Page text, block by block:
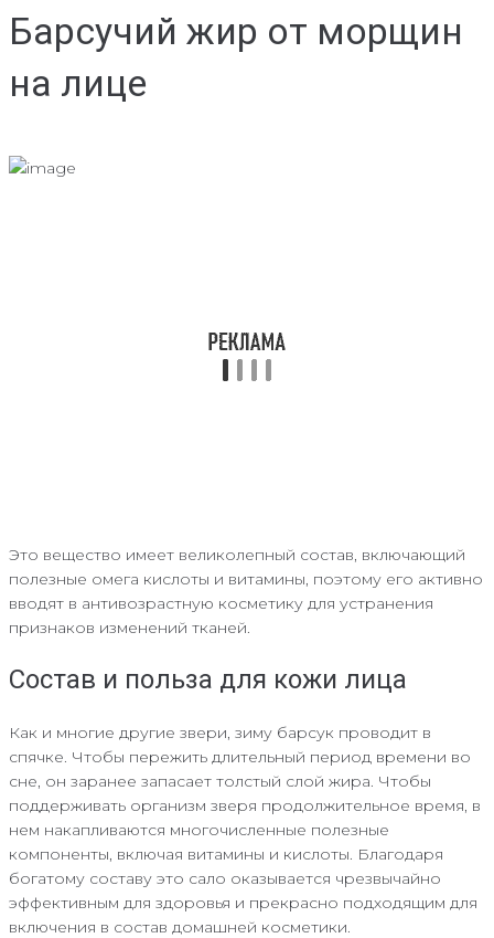
Барсучий жир от морщин
на лице
Это вещество имеет великолепный состав, включающий
полезные омега кислоты и витамины, поэтому его активно
вводят в антивозрастную косметику для устранения
признаков изменений тканей.
Состав и польза для кожи лица
Как и многие другие звери, зиму барсук проводит в
спячке. Чтобы пережить длительный период времени во
сне, он заранее запасает толстый слой жира. Чтобы
поддерживать организм зверя продолжительное время, в
нем накапливаются многочисленные полезные
компоненты, включая витамины и кислоты. Благодаря
богатому составу это сало оказывается чрезвычайно
эффективным для здоровья и прекрасно подходящим для
включения в состав домашней косметики.